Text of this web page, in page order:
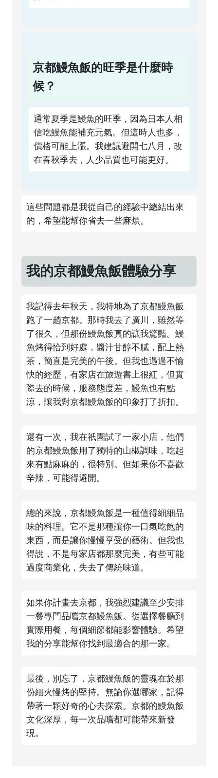
京都鰻魚飯的旺季是什麼時
候？
通常夏季是鰻魚的旺季，因為日本人相
信吃鰻魚能補充元氣。但這時人也多，
價格可能上漲。我建議避開七八月，改
在春秋季去，人少品質也可能更好。
這些問題都是我從自己的經驗中總結出來
的，希望能幫你省去一些麻煩。
我的京都鰻魚飯體驗分享
我記得去年秋天，我特地為了京都鰻魚飯
跑了一趟京都。那時我去了廣川，雖然等
了很久，但那份鰻魚飯真的讓我驚豔。鰻
魚烤得恰到好處，醬汁甘醇不膩，配上熱
茶，簡直是完美的午後。但我也遇過不愉
快的經歷，有家店在旅遊書上很紅，但實
際去的時候，服務態度差，鰻魚也有點
涼，讓我對京都鰻魚飯的印象打了折扣。
還有一次，我在祇園試了一家小店，他們
的京都鰻魚飯用了獨特的山椒調味，吃起
來有點麻麻的，很特別。但如果你不喜歡
辛辣，可能得避開。
總的來說，京都鰻魚飯是一種值得細細品
味的料理。它不是那種讓你一口氣吃飽的
東西，而是讓你慢慢享受的藝術。但我也
得說，不是每家店都那麼完美，有些可能
過度商業化，失去了傳統味道。
如果你計畫去京都，我強烈建議至少安排
一餐專門品嚐京都鰻魚飯。從選擇餐廳到
實際用餐，每個細節都能影響體驗。希望
我的分享能幫你找到最適合的那一家。
最後，別忘了，京都鰻魚飯的靈魂在於那
份細火慢烤的堅持。無論你選哪家，記得
帶著一顆好奇的心去探索。京都的鰻魚飯
文化深厚，每一次品嚐都可能帶來新發
現。